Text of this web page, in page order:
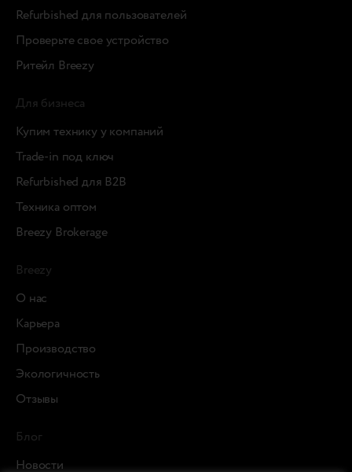
Refurbished для пользователей
Проверьте свое устройство
Ритейл Breezy
Для бизнеса
Купим технику у компаний
Trade-in под ключ
Refurbished для B2B
Техника оптом
Breezy Brokerage
Breezy
О нас
Карьера
Производство
Экологичность
Отзывы
Блог
Новости